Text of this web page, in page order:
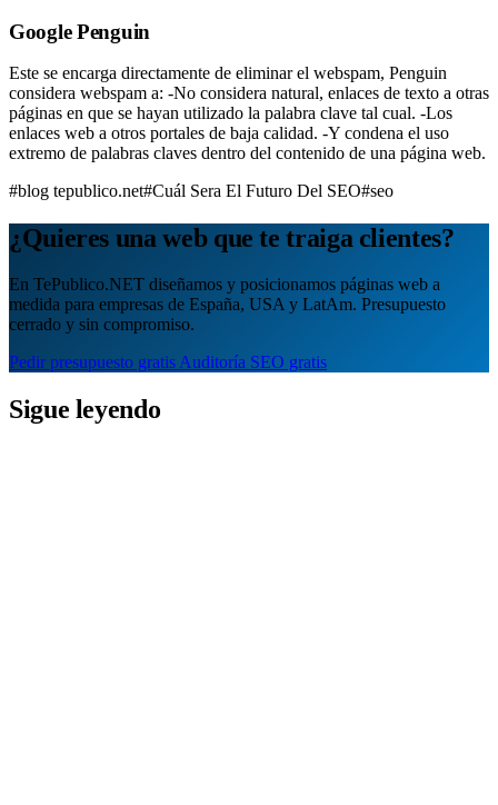
Google Penguin
Este se encarga directamente de eliminar el webspam, Penguin
considera webspam a: -No considera natural, enlaces de texto a otras
páginas en que se hayan utilizado la palabra clave tal cual. -Los
enlaces web a otros portales de baja calidad. -Y condena el uso
extremo de palabras claves dentro del contenido de una página web.
#blog tepublico.net#Cuál Sera El Futuro Del SEO#seo
¿Quieres una web que te traiga clientes?
En TePublico.NET diseñamos y posicionamos páginas web a
medida para empresas de España, USA y LatAm. Presupuesto
cerrado y sin compromiso.
Pedir presupuesto gratis Auditoría SEO gratis
Sigue leyendo